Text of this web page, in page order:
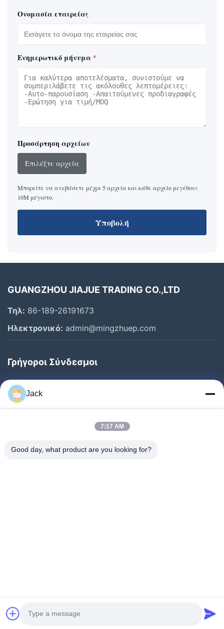
Ονομασία εταιρείας
Ενημερωτικό μήνυμα *
Προσάρτηση αρχείων
Επιλέξτε αρχεία
Μπορείτε να ανεβάσετε μέχρι 5 αρχεία και κάθε αρχείο μεγέθους
10M μέγιστο.
Υποβολή
GUANGZHOU JIAJUE TRADING CO.,LTD
Τηλ: 86-189-26191673
Ηλεκτρονικό: admin@mingzhuep.com
Γρήγοροι Σύνδεσμοι
Σπίτι
Προϊόντα
Έλεγχος Ποιότητας
©2017- GUANGZHOU JIAJUE TRADING CO.,LTD. Όλα τα δικαιώματα
Jack
7:17 AM
Good day, what product are you looking for?